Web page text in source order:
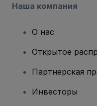
Наша компания
О нас
Открытое
Партнерская
Инвесторы